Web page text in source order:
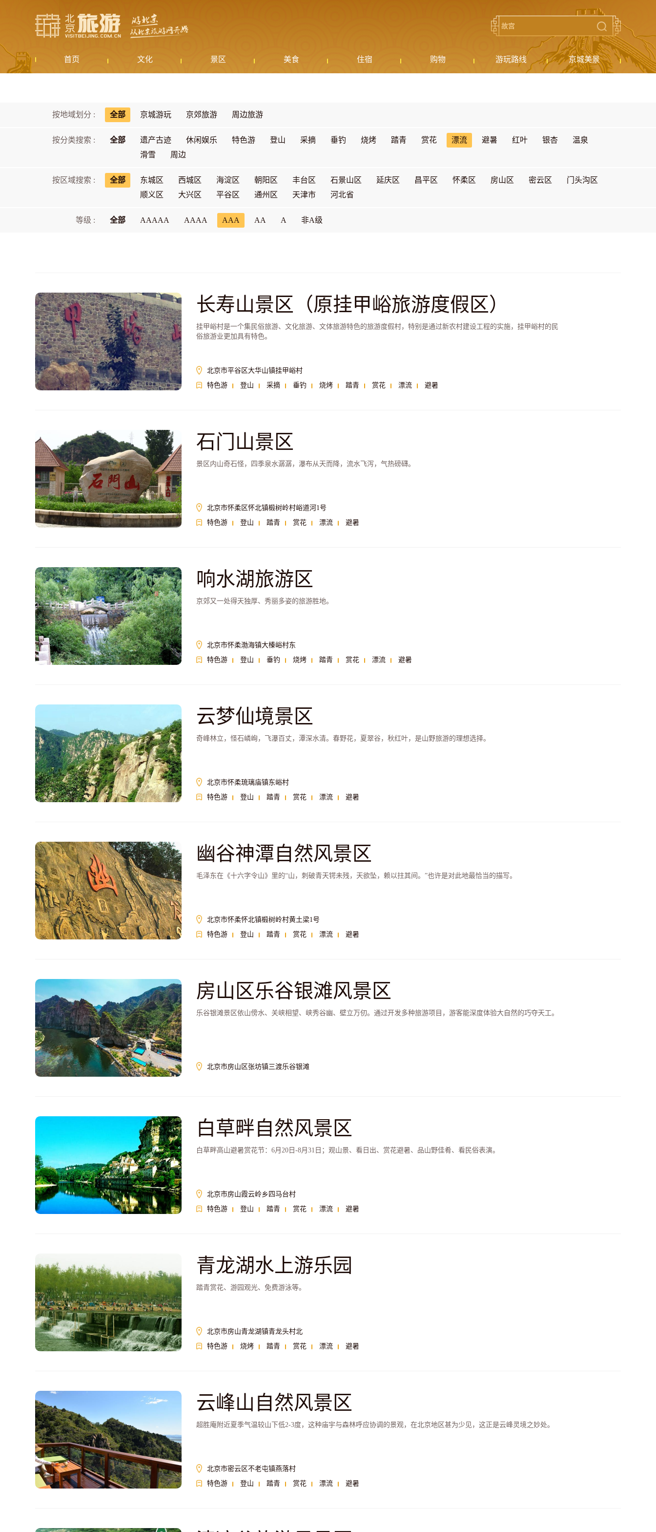
首页 文化 景区 美食 住宿 购物 游玩路线 京城美景
按地域划分 : 全部 京城游玩 京郊旅游 周边旅游
按分类搜索 : 全部 遗产古迹 休闲娱乐 特色游 登山 采摘 垂钓 烧烤 踏青 赏花 漂流 避暑 红叶 银杏
温泉
滑雪
周边
按区域搜索 : 全部 东城区 西城区 海淀区 朝阳区 丰台区 石景山区 延庆区 昌平区 怀柔区 房山区 密云区
门头沟区
顺义区
大兴区 平谷区 通州区 天津市 河北省
等级 : 全部 AAAAA AAAA AAA AA A 非A级
长寿山景区（原挂甲峪旅游度假区）
挂甲峪村是一个集民俗旅游、文化旅游、文体旅游特色的旅游度假村，特别是通过新农村建设工程的实施，挂甲峪村的民
俗旅游业更加具有特色。
北京市平谷区大华山镇挂甲峪村
特色游
登山 采摘 垂钓 烧烤 踏青 赏花 漂流 避暑
石门山景区
景区内山奇石怪，四季泉水潺潺，瀑布从天而降，流水飞泻，气热磅礴。
北京市怀柔区怀北镇椴树岭村峪道河1号
特色游
登山 踏青 赏花 漂流 避暑
响水湖旅游区
京郊又一处得天独厚、秀丽多姿的旅游胜地。
北京市怀柔渤海镇大榛峪村东
特色游
登山 垂钓 烧烤 踏青 赏花 漂流 避暑
云梦仙境景区
奇峰林立，怪石嶙峋，飞瀑百丈，潭深水清。春野花，夏翠谷，秋红叶，是山野旅游的理想选择。
北京市怀柔琉璃庙镇东峪村
特色游
登山 踏青 赏花 漂流 避暑
幽谷神潭自然风景区
毛泽东在《十六字令山》里的“山，刺破青天锷未残，天欲坠，赖以拄其间。”也许是对此地最恰当的描写。
北京市怀柔怀北镇椴树岭村黄土梁1号
特色游
登山 踏青 赏花 漂流 避暑
房山区乐谷银滩风景区
乐谷银滩景区依山傍水、关峡相望、峡秀谷幽、壁立万仞。通过开发多种旅游项目，游客能深度体验大自然的巧夺天工。
北京市房山区张坊镇三渡乐谷银滩
白草畔自然风景区
白草畔高山避暑赏花节：6月20日-8月31日；观山景、看日出、赏花避暑、品山野佳肴、看民俗表演。
北京市房山霞云岭乡四马台村
特色游
登山 踏青 赏花 漂流 避暑
青龙湖水上游乐园
踏青赏花、游园观光、免费游泳等。
北京市房山青龙湖镇青龙头村北
特色游
烧烤 踏青 赏花 漂流 避暑
云峰山自然风景区
超胜庵附近夏季气温较山下低2-3度，这种庙宇与森林呼应协调的景观，在北京地区甚为少见，这正是云峰灵境之妙处。
北京市密云区不老屯镇燕落村
特色游
登山 踏青 赏花 漂流 避暑